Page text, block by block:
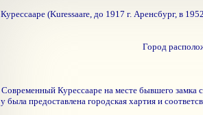
Курессааре (Kuressaare, до 1917 г. Аренсбург, в
Город
Современный Курессааре на месте бывшего замка
у была предоставлена городская хартия и